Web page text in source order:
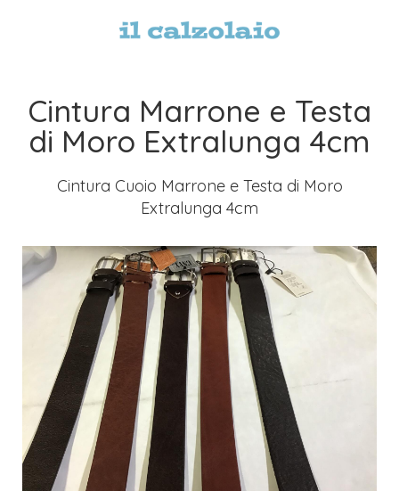
Cintura Marrone e Testa
di Moro Extralunga 4cm
Cintura Cuoio Marrone e Testa di Moro
Extralunga 4cm